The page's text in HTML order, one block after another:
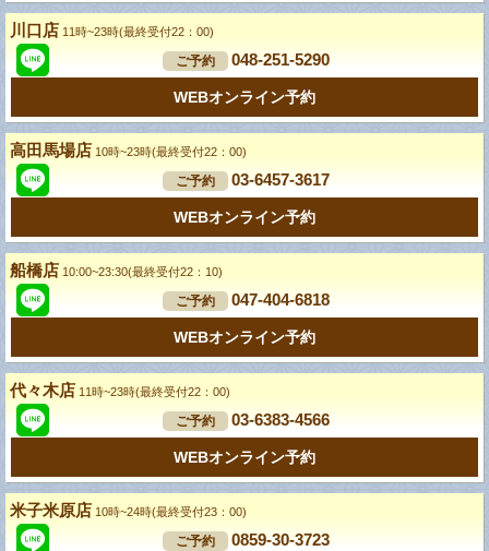
川口店 11時~23時(最終受付22：00)
ご予約 048-251-5290
WEBオンライン予約
高田馬場店 10時~23時(最終受付22：00)
ご予約 03-6457-3617
WEBオンライン予約
船橋店 10:00~23:30(最終受付22：10)
ご予約 047-404-6818
WEBオンライン予約
代々木店 11時~23時(最終受付22：00)
ご予約 03-6383-4566
WEBオンライン予約
米子米原店 10時~24時(最終受付23：00)
ご予約 0859-30-3723